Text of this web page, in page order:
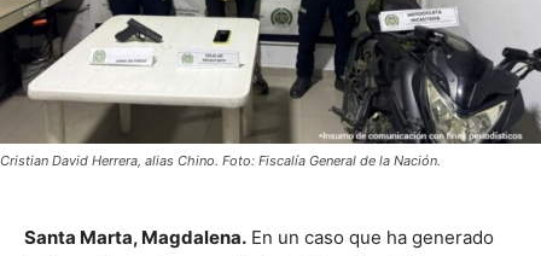
Cristian David Herrera, alias Chino. Foto: Fiscalía General de la Nación.
Santa Marta, Magdalena. En un caso que ha generado